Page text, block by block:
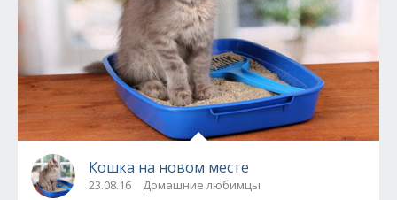
Кошка на новом месте
23.08.16 Домашние любимцы